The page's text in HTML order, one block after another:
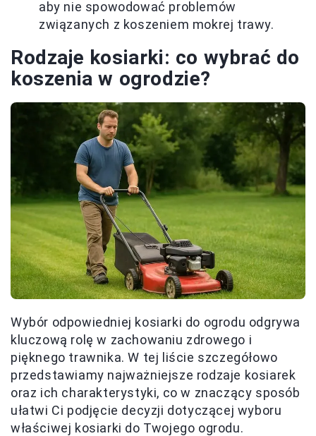
aby nie spowodować problemów
związanych z koszeniem mokrej trawy.
Rodzaje kosiarki: co wybrać do
koszenia w ogrodzie?
Wybór odpowiedniej kosiarki do ogrodu odgrywa
kluczową rolę w zachowaniu zdrowego i
pięknego trawnika. W tej liście szczegółowo
przedstawiamy najważniejsze rodzaje kosiarek
oraz ich charakterystyki, co w znaczący sposób
ułatwi Ci podjęcie decyzji dotyczącej wyboru
właściwej kosiarki do Twojego ogrodu.